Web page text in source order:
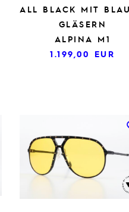
ALL BLACK MIT
GLÄSERN
ALPINA M1
1.199,00 EUR